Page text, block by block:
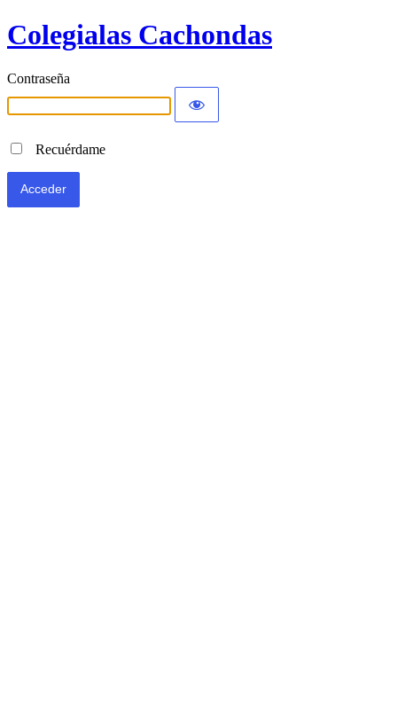
Colegialas Cachondas
Contraseña
Recuérdame